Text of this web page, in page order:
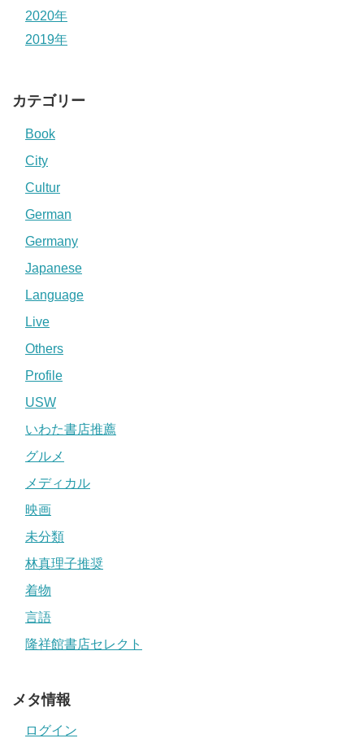
2020年
2019年
カテゴリー
Book
City
Cultur
German
Germany
Japanese
Language
Live
Others
Profile
USW
いわた書店推薦
グルメ
メディカル
映画
未分類
林真理子推奨
着物
言語
隆祥館書店セレクト
メタ情報
ログイン